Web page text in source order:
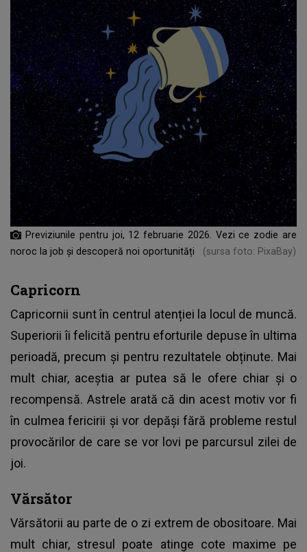
Previziunile pentru joi, 12 februarie 2026. Vezi ce zodie are
noroc la job și descoperă noi oportunități
(sursa foto: PixaBay)
Capricorn
Capricornii sunt în centrul atenției la locul de muncă.
Superiorii îi felicită pentru eforturile depuse în ultima
perioadă, precum și pentru rezultatele obținute. Mai
mult chiar, aceștia ar putea să le ofere chiar și o
recompensă. Astrele arată că din acest motiv vor fi
în culmea fericirii și vor depăși fără probleme restul
provocărilor de care se vor lovi pe parcursul zilei de
joi.
Vărsător
Vărsătorii au parte de o zi extrem de obositoare. Mai
mult chiar, stresul poate atinge cote maxime pe